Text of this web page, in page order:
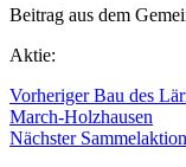
Beitrag aus dem
Aktie:
Vorheriger Bau des
March-Holzhausen
Nächster